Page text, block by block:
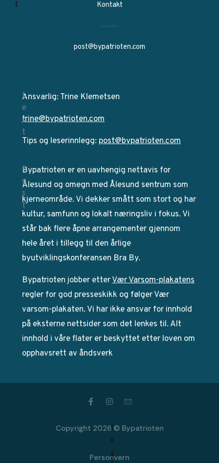
Kontakt
post@bypatrioten.com
Ansvarlig: Trine Klemetsen
trine@bypatrioten.com
Tips og leserinnlegg: post@bypatrioten.com
Bypatrioten er en uavhengig nettavis for
Ålesund og omegn med Ålesund sentrum som
kjerneområde. Vi dekker smått som stort og har
kultur, samfunn og lokalt næringsliv i fokus. Vi
står bak flere åpne arrangementer gjennom
hele året i tillegg til den årlige
byutviklingskonferansen Bra By.
Bypatrioten jobber etterVær Varsom-plakatens
regler for god presseskikk og følger Vær
varsom-plakaten. Vi har ikke ansvar for innhold
på eksterne nettsider som det lenkes til. Alt
innhold i våre flater er beskyttet etter loven om
opphavsrett av åndsverk
Copyright 2026 © Bypatrioten
Personvern